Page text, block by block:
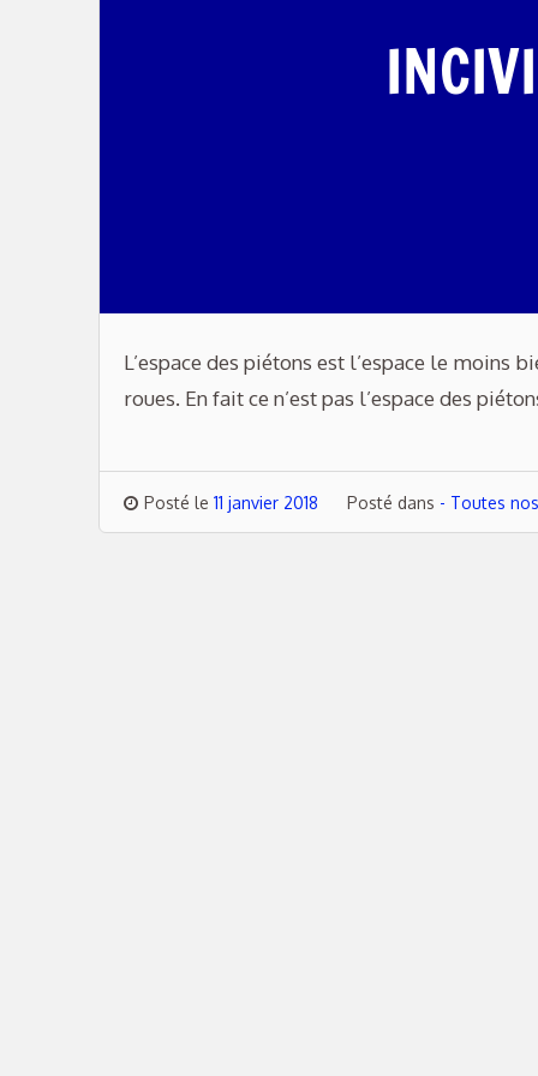
L’espace des piétons est l’espace le moins
roues. En fait ce n’est pas l’espace des
Posté le 11 janvier 2018 Posté dans - Toutes